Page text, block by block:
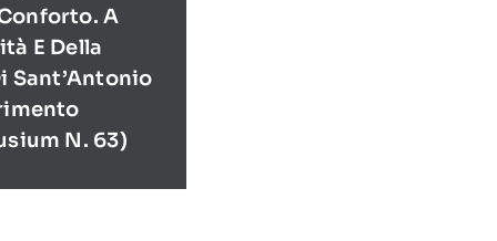
A
E Della
Sant’Antonio
N. 63)